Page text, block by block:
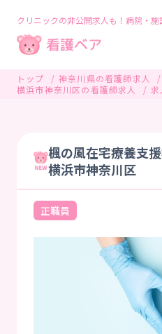
クリニックの非公開求人も！病院・施
トップ
神奈川県の看護師求人
横浜市神奈川区の看護師求人
求
楓の風在宅療養支
横浜市神奈川区
正職員